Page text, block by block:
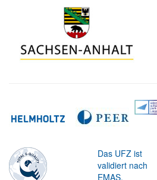
Das UFZ ist
validiert nach
EMAS.